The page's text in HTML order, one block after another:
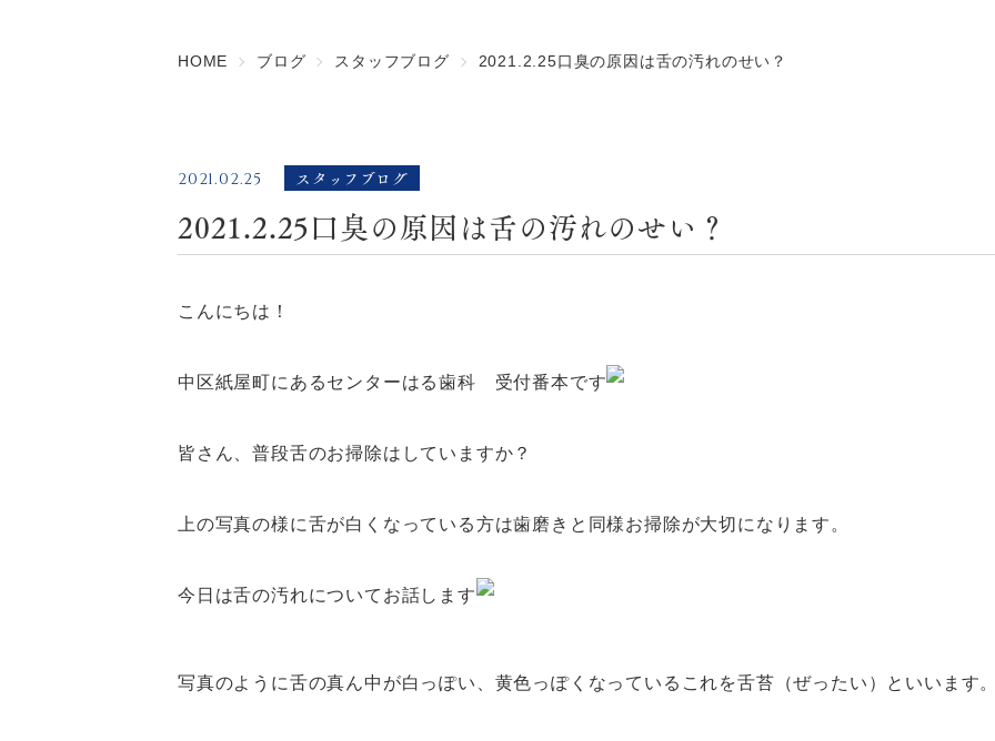
HOME ブログ スタッフブログ 2021.2.25口臭の原因は舌の汚れのせい？
2021.02.25 スタッフブログ
2021.2.25口臭の原因は舌の汚れのせい？
こんにちは！
中区紙屋町にあるセンターはる歯科 受付番本です
皆さん、普段舌のお掃除はしていますか？
上の写真の様に舌が白くなっている方は歯磨きと同様お掃除が大切になります。
今日は舌の汚れについてお話します
写真のように舌の真ん中が白っぽい、黄色っぽくなっているこれを舌苔（ぜったい）といいます。